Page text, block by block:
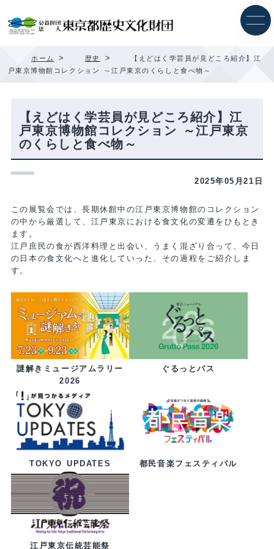
ホーム > 歴史 >
【えどはく学芸員が見どころ紹介】江
戸東京博物館コレクション ～江戸東京のくらしと食べ物～
【えどはく学芸員が見どころ紹介】江
戸東京博物館コレクション ～江戸東京
のくらしと食べ物～
2025年05月21日
この展覧会では、長期休館中の江戸東京博物館のコレクション
の中から厳選して、江戸東京における食文化の変遷をひもとき
ます。
江戸庶民の食が西洋料理と出会い、うまく混ざり合って、今日
の日本の食文化へと進化していった、その過程をご紹介しま
す。
謎解きミュージアムラリー
2026
ぐるっとパス
TOKYO UPDATES 都民音楽フェスティバル
江戸東京伝統芸能祭